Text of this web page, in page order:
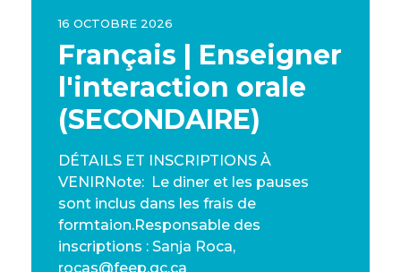
16 OCTOBRE 2026
Français | Enseigner
l'interaction orale
(SECONDAIRE)
DÉTAILS ET INSCRIPTIONS À
VENIRNote: Le diner et les pauses
sont inclus dans les frais de
formtaion.Responsable des
inscriptions : Sanja Roca,
rocas@feep.qc.ca